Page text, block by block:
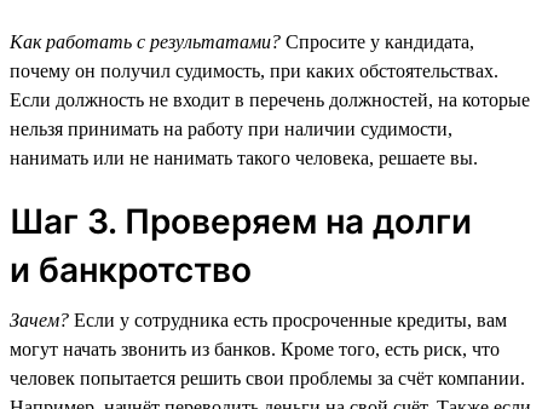
Как работать с результатами? Спросите у кандидата,
почему он получил судимость, при каких обстоятельствах.
Если должность не входит в перечень должностей, на которые
нельзя принимать на работу при наличии судимости,
нанимать или не нанимать такого человека, решаете вы.
Шаг 3. Проверяем на долги
и банкротство
Зачем? Если у сотрудника есть просроченные кредиты, вам
могут начать звонить из банков. Кроме того, есть риск, что
человек попытается решить свои проблемы за счёт компании.